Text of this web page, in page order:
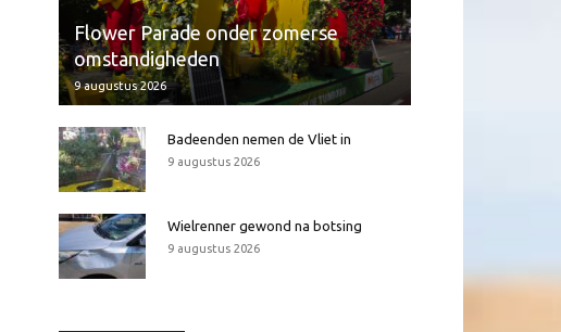
Flower Parade onder zomerse
omstandigheden
9 augustus 2026
Badeenden nemen de Vliet in
9 augustus 2026
Wielrenner gewond na botsing
9 augustus 2026